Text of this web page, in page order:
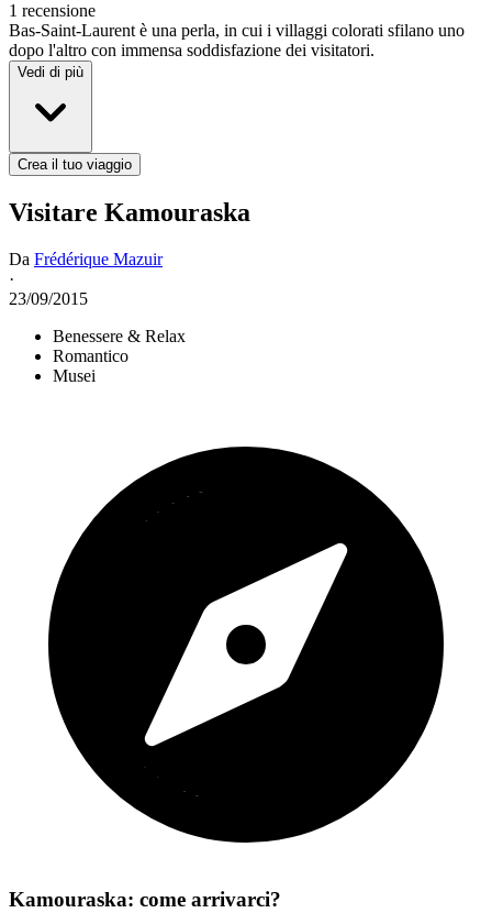
1 recensione
Bas-Saint-Laurent è una perla, in cui i villaggi colorati sfilano uno
dopo l'altro con immensa soddisfazione dei visitatori.
Vedi di più
Crea il tuo viaggio
Visitare Kamouraska
Da Frédérique Mazuir
·
23/09/2015
Benessere & Relax
Romantico
Musei
Kamouraska: come arrivarci?